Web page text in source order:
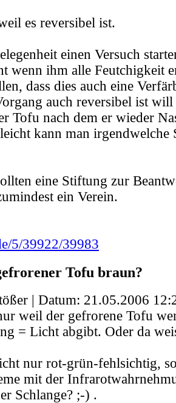
es reversibel ist.
einen Versuch
wenn ihm alle Feutchigkeit
dass dies auch eine
auch reversibel ist
Tofu nach dem er wieder
kann man irgendwelche
eine Stiftung zur
ein Verein.
5/39922/39983
Tofu braun?
| Datum: 21.05.2006
weil der gefrorene Tofu
= Licht abgibt. Oder da
nur rot-grün-fehlsichtig,
mit der
Schlange? ;-) .